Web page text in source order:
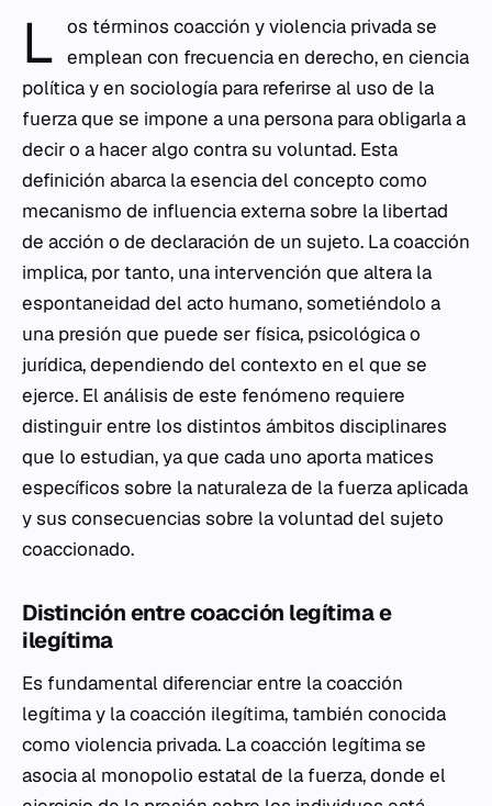
L os términos coacción y violencia privada se
emplean con frecuencia en derecho, en ciencia
política y en sociología para referirse al uso de la
fuerza que se impone a una persona para obligarla a
decir o a hacer algo contra su voluntad. Esta
definición abarca la esencia del concepto como
mecanismo de influencia externa sobre la libertad
de acción o de declaración de un sujeto. La coacción
implica, por tanto, una intervención que altera la
espontaneidad del acto humano, sometiéndolo a
una presión que puede ser física, psicológica o
jurídica, dependiendo del contexto en el que se
ejerce. El análisis de este fenómeno requiere
distinguir entre los distintos ámbitos disciplinares
que lo estudian, ya que cada uno aporta matices
específicos sobre la naturaleza de la fuerza aplicada
y sus consecuencias sobre la voluntad del sujeto
coaccionado.
Distinción entre coacción legítima e
ilegítima
Es fundamental diferenciar entre la coacción
legítima y la coacción ilegítima, también conocida
como violencia privada. La coacción legítima se
asocia al monopolio estatal de la fuerza, donde el